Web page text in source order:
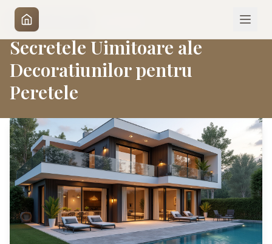
DESIGN EXTERIOR
Secretele Uimitoare ale
Decoratiunilor pentru
Peretele